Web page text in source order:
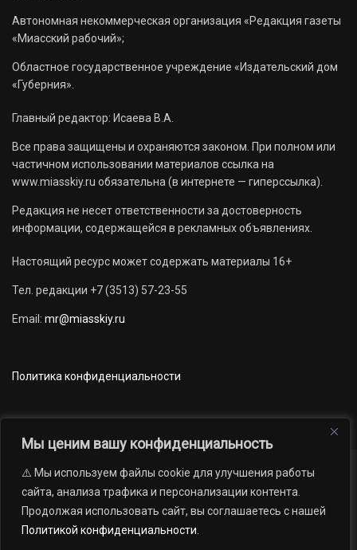
Мы ценим вашу конфиденциальность
⚠️ Мы используем файлы cookie для улучшения работы
сайта, анализа трафика и персонализации контента.
Продолжая использовать сайт, вы соглашаетесь с нашей
Политикой конфиденциальности
Автономная некоммерческая организация «Редакция газеты
«Миасский рабочий»;
Областное государственное учреждение «Издательский дом
«Губерния».
Главный редактор: Исаева В.А.
Все права защищены и охраняются законом. При полном или
частичном использовании материалов ссылка на
www.miasskiy.ru обязательна (в интернете — гиперссылка).
Редакция не несет ответственности за достоверность
информации, содержащейся в рекламных объявлениях.
Настоящий ресурс может содержать материалы 16+
Тел. редакции +7 (3513) 57-23-55
Email: mr@miasskiy.ru
Политика конфиденциальности
Новости Наши проекты
Официально
АРХИВ
16+
газеты «Миасский рабочий»; Областное государственное учреждение